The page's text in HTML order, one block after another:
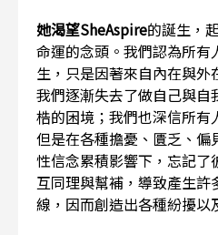
她渴望SheAspire的誕生，
命運的念頭。我們認為所有
生，只是因著來自內在與
我們逐漸失去了做自己與自
梏的困境；我們也深信所有
但是在各種擔憂、匱乏、偏
性信念累積影響下，忘記了
互同理與幫補，導致產生
線，因而創造出各種紛擾以